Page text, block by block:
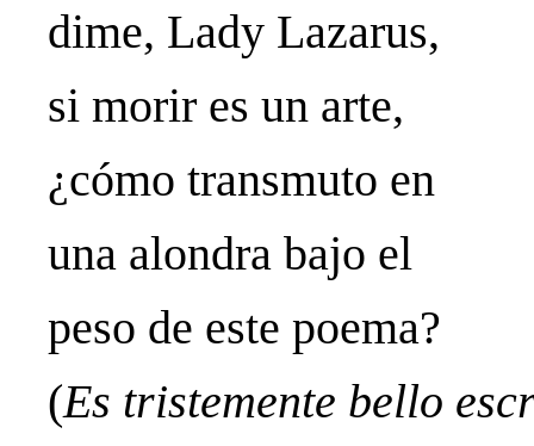
dime, Lady Lazarus,
si morir es un arte,
¿cómo transmuto en
una alondra bajo el
peso de este poema?
(Es tristemente bello